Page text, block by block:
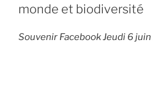
monde et biodiversité
Souvenir Facebook Jeudi 6